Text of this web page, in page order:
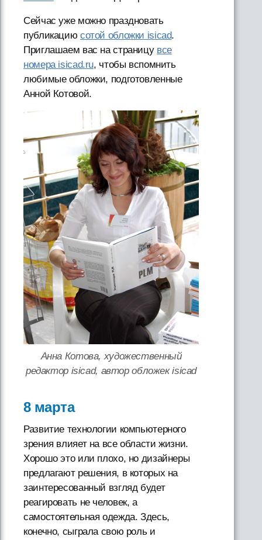
Сейчас уже можно праздновать
публикацию сотой обложки isicad.
Приглашаем вас на страницу все
номера isicad.ru, чтобы вспомнить
любимые обложки, подготовленные
Анной Котовой.
Анна Котова, художественный
редактор isicad, автор обложек isicad
8 марта
Развитие технологии компьютерного
зрения влияет на все области жизни.
Хорошо это или плохо, но дизайнеры
предлагают решения, в которых на
заинтересованный взгляд будет
реагировать не человек, а
самостоятельная одежда. Здесь,
конечно, сыграла свою роль и